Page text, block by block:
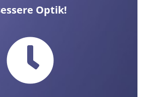
Optik!
